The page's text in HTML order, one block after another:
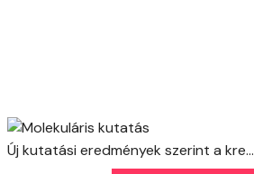
Új kutatási eredmények szerint a kre...